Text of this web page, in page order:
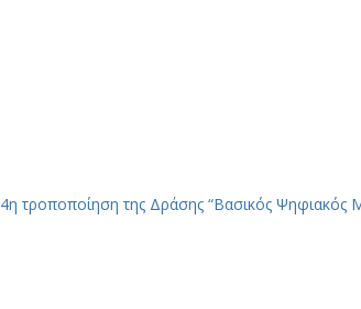
4η τροποποίηση της Δράσης “Βασικός Ψηφιακός